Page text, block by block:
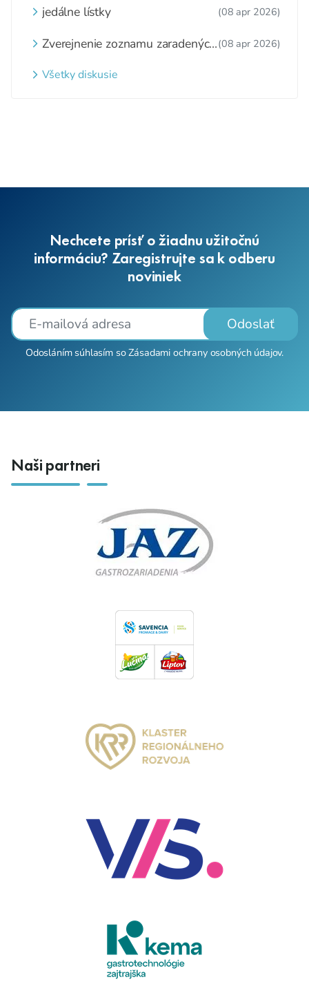
jedálne lístky (08 apr 2026)
Zverejnenie zoznamu zaradených
webovom sídle
(08 apr 2026)
Všetky diskusie
Nechcete prísť o žiadnu užitočnú
informáciu? Zaregistrujte sa k odberu
noviniek
Odoslať
Odosláním súhlasím soZásadami ochrany osobných údajov.
Naši partneri